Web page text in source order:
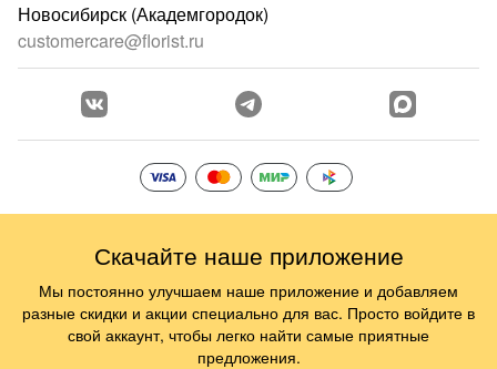
Новосибирск (Академгородок)
customercare@florist.ru
Скачайте наше приложение
Мы постоянно улучшаем наше приложение и добавляем
разные скидки и акции специально для вас. Просто войдите в
свой аккаунт, чтобы легко найти самые приятные
предложения.